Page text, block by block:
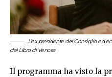
L’ex presidente del Consiglio ed
del Libro di Venosa
Il programma ha visto la